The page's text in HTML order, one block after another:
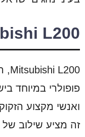
L200
פופולרי במיוחד
ואנשי מקצוע
זה מציע שילוב